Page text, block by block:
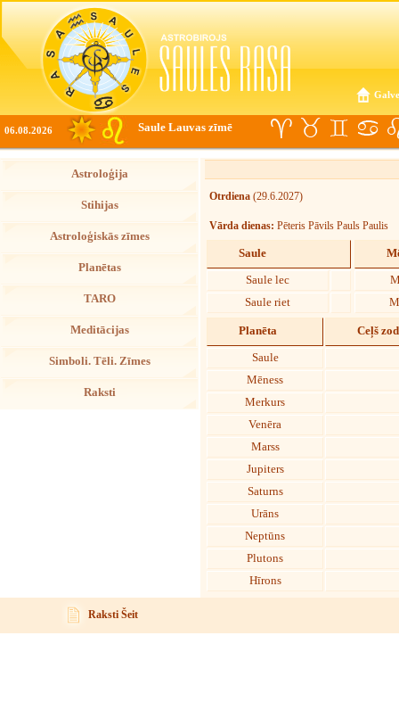
06.08.2026 Saule Lauvas zīmē
Astroloģija
Stihijas
Astroloģiskās zīmes
Planētas
TARO
Meditācijas
Simboli. Tēli. Zīmes
Raksti
Otrdiena (29.6.2027)
Vārda dienas: Pēteris Pāvils Pauls Paulis
Saule
Saule lec
Saule riet
Planēta Ceļš
Saule
Mēness
Merkurs
Venēra
Marss
Jupiters
Saturns
Urāns
Neptūns
Plutons
Hīrons
Raksti Šeit